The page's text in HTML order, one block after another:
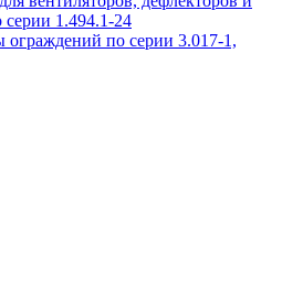
серии 1.494.1-24
ограждений по серии 3.017-1,